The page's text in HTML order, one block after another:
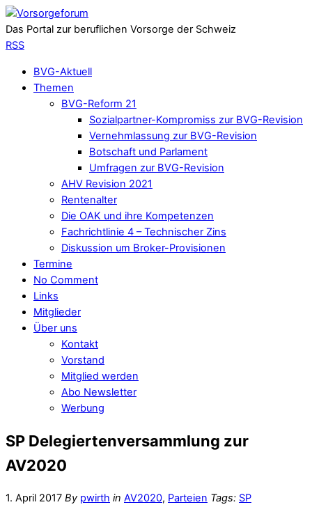
Das Portal zur beruflichen Vorsorge der Schweiz
RSS
BVG-Aktuell
Themen
BVG-Reform 21
Sozialpartner-Kompromiss zur BVG-Revision
Vernehmlassung zur BVG-Revision
Botschaft und Parlament
Umfragen zur BVG-Revision
AHV Revision 2021
Rentenalter
Die OAK und ihre Kompetenzen
Fachrichtlinie 4 – Technischer Zins
Diskussion um Broker-Provisionen
Termine
No Comment
Links
Mitglieder
Über uns
Kontakt
Vorstand
Mitglied werden
Abo Newsletter
Werbung
SP Delegiertenversammlung zur
AV2020
1. April 2017 By pwirth in AV2020, Parteien Tags: SP